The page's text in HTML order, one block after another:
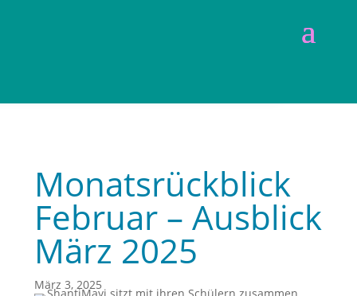
Monatsrückblick
Februar – Ausblick
März 2025
März 3, 2025